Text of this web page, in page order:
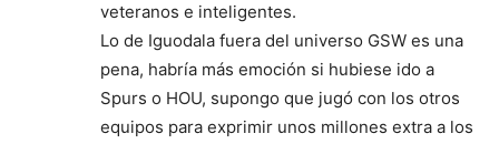
veteranos e inteligentes.
Lo de Iguodala fuera del universo GSW es una
pena, habría más emoción si hubiese ido a
Spurs o HOU, supongo que jugó con los otros
equipos para exprimir unos millones extra a los